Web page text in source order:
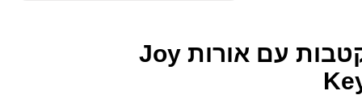
אורגנית 5 אוקטבות עם אורות Joy